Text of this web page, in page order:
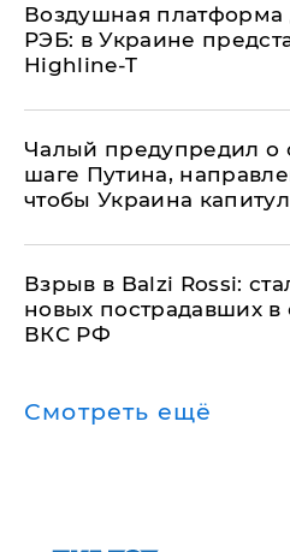
Воздушная платформа
РЭБ: в Украине
Highline-T
Чалый предупредил о
шаге Путина,
чтобы Украина
Взрыв в Balzi Rossi:
новых пострадавших в
ВКС РФ
Смотреть ещё